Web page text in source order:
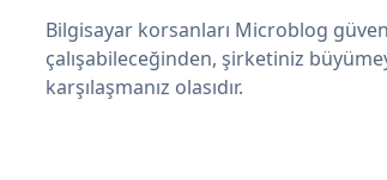
Bilgisayar korsanları Microblog
çalışabileceğinden, şirketiniz
karşılaşmanız olasıdır.